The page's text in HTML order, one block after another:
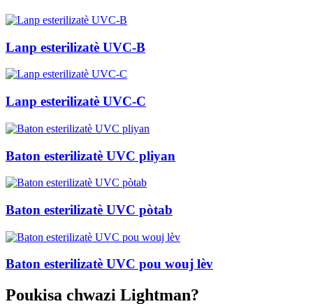
Lanp esterilizatè UVC-B
Lanp esterilizatè UVC-C
Baton esterilizatè UVC pliyan
Baton esterilizatè UVC pòtab
Baton esterilizatè UVC pou wouj lèv
Poukisa chwazi Lightman?